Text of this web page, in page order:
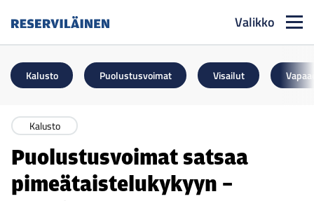
Valikko
Kalusto Puolustusvoimat Visailut
Kalusto
Puolustusvoimat satsaa
pimeätaistelukykyyn –